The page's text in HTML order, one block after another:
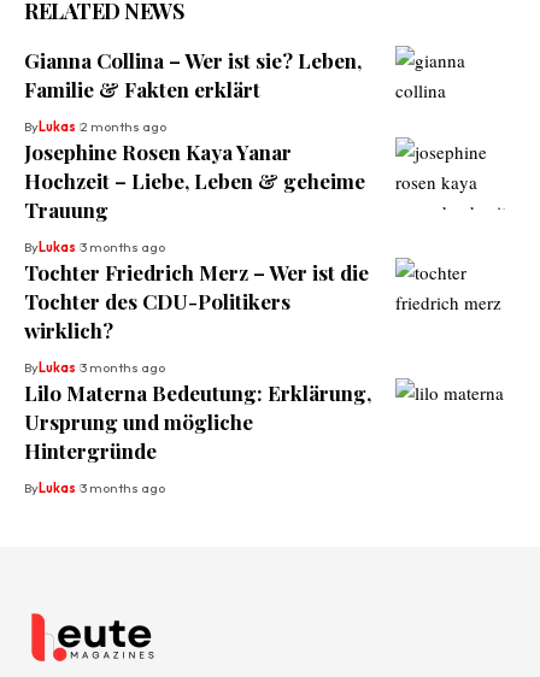
RELATED NEWS
Gianna Collina – Wer ist sie? Leben,
Familie & Fakten erklärt
ByLukas 2 months ago
Josephine Rosen Kaya Yanar
Hochzeit – Liebe, Leben & geheime
Trauung
ByLukas 3 months ago
Tochter Friedrich Merz – Wer ist die
Tochter des CDU-Politikers
wirklich?
ByLukas 3 months ago
Lilo Materna Bedeutung: Erklärung,
Ursprung und mögliche
Hintergründe
ByLukas 3 months ago